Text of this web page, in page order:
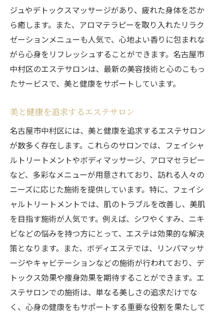
ジュやデトックスマッサージがあり、疲れた身体を芯か
ら癒します。また、アロマテラピーを取り入れたリラク
ゼーションメニューも人気で、心地よい香りに包まれな
がら心身をリフレッシュすることができます。名古屋市
中村区のエステサロンは、最新の美容技術と心のこもっ
たサービスで、美と健康をサポートしています。
美と健康を追求するエステサロン
名古屋市中村区には、美と健康を追求するエステサロン
が数多く存在します。これらのサロンでは、フェイシャ
ルトリートメントやボディマッサージ、アロマセラピー
など、多彩なメニューが用意されており、訪れる人々の
ニーズに応じた施術を提供しています。特に、フェイシ
ャルトリートメントでは、肌のトラブルを改善し、美肌
を目指す施術が人気です。例えば、シワやくすみ、ニキ
ビなどの悩みを持つ方にとって、エステは効果的な解決
策となります。また、ボディエステでは、リンパマッサ
ージやキャビテーションなどの施術が行われており、デ
トックス効果や痩身効果を期待することができます。エ
ステサロンでの施術は、単なる美しさの追求だけでな
く、心身の健康をもサポートする重要な役割を果たして